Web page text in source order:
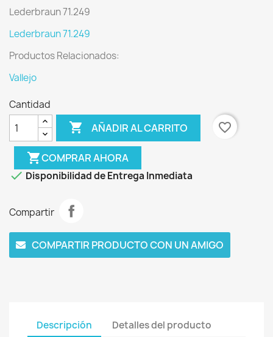
Lederbraun 71.249
Lederbraun 71.249
Productos Relacionados:
Vallejo
Cantidad
 AÑADIR AL CARRITO favorite_border
shopping_cartCOMPRAR AHORA
 Disponibilidad de Entrega Inmediata
Compartir
COMPARTIR PRODUCTO CON UN AMIGO
Descripción Detalles del producto